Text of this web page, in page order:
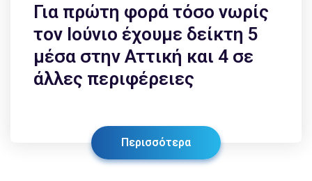
Για πρώτη φορά τόσο νωρίς
τον Ιούνιο έχουμε δείκτη 5
μέσα στην Αττική και 4 σε
άλλες περιφέρειες
Περισσότερα